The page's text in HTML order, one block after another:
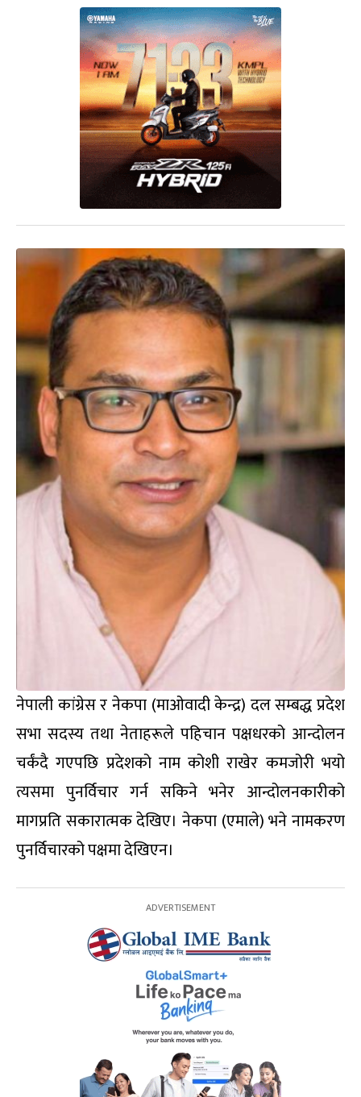
नेपाली कांग्रेस र नेकपा (माओवादी केन्द्र) दल सम्बद्ध प्रदेश
सभा सदस्य तथा नेताहरूले पहिचान पक्षधरको आन्दोलन
चर्कंदै गएपछि प्रदेशको नाम कोशी राखेर कमजोरी भयो
त्यसमा पुनर्विचार गर्न सकिने भनेर आन्दोलनकारीको
मागप्रति सकारात्मक देखिए। नेकपा (एमाले) भने नामकरण
पुनर्विचारको पक्षमा देखिएन।